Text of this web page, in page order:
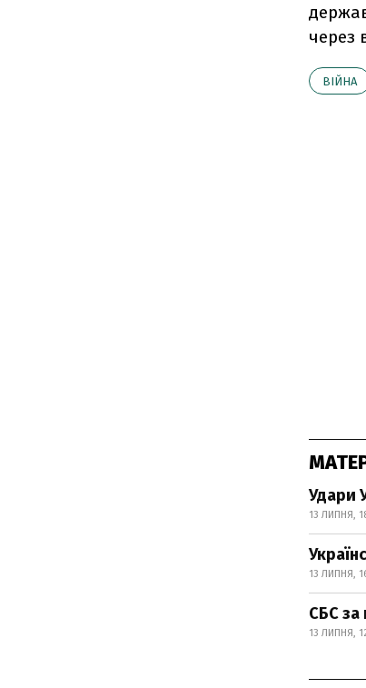
через
ВІЙНА
Удари
13 ЛИПНЯ,
13 ЛИПНЯ,
СБС за
13 ЛИПНЯ,